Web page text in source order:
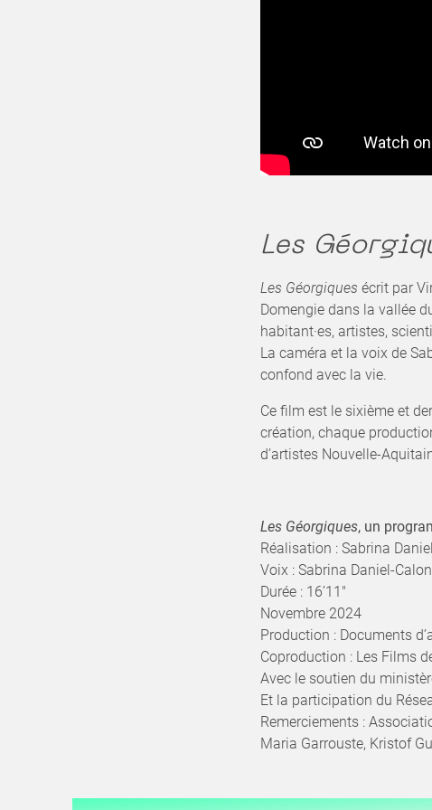
Les
Les Géorgiques écrit par
Domengie dans la vallée
habitant·es, artistes,
La caméra et la voix de
confond avec la vie.
Ce film est le sixième et
création, chaque
d’artistes Nouvelle-
Les Géorgiques, un
Réalisation : Sabrina
Voix : Sabrina Daniel-
Durée : 16’11"
Novembre 2024
Production : Documents
Coproduction : Les Films
Avec le soutien du
Et la participation du
Remerciements :
Maria Garrouste, Kristof